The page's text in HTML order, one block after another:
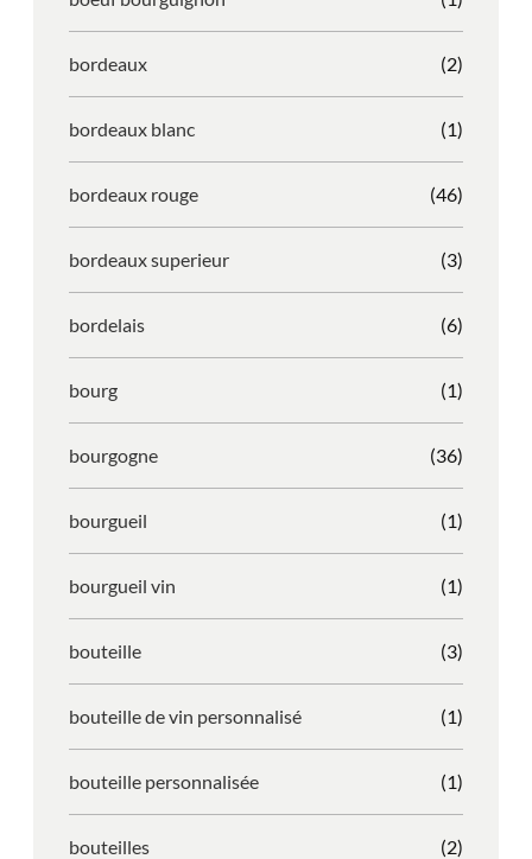
bordeaux (2)
bordeaux blanc (1)
bordeaux rouge (46)
bordeaux superieur (3)
bordelais (6)
bourg (1)
bourgogne (36)
bourgueil (1)
bourgueil vin (1)
bouteille (3)
bouteille de vin personnalisé (1)
bouteille personnalisée (1)
bouteilles (2)